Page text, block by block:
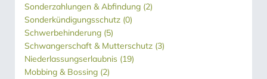
Sonderzahlungen & Abfindung (2)
Sonderkündigungsschutz (0)
Schwerbehinderung (5)
Schwangerschaft & Mutterschutz (3)
Niederlassungserlaubnis (19)
Mobbing & Bossing (2)